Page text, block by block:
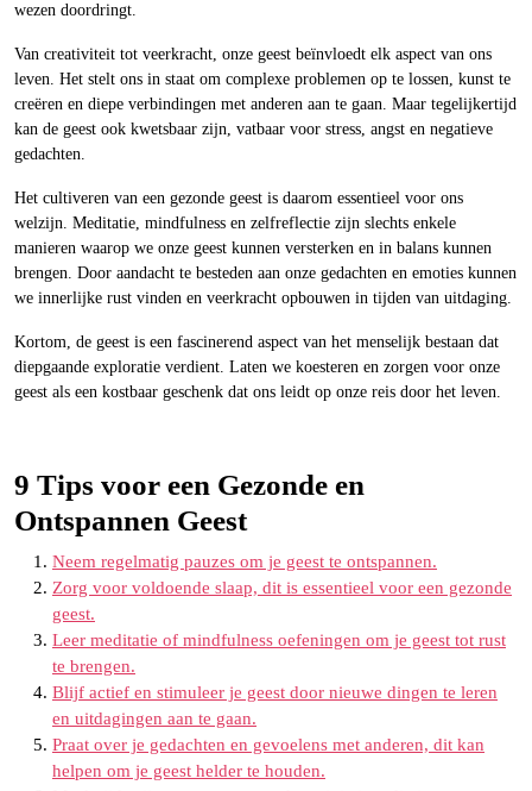
wezen doordringt.
Van creativiteit tot veerkracht, onze geest beïnvloedt elk aspect van ons
leven. Het stelt ons in staat om complexe problemen op te lossen, kunst te
creëren en diepe verbindingen met anderen aan te gaan. Maar tegelijkertijd
kan de geest ook kwetsbaar zijn, vatbaar voor stress, angst en negatieve
gedachten.
Het cultiveren van een gezonde geest is daarom essentieel voor ons
welzijn. Meditatie, mindfulness en zelfreflectie zijn slechts enkele
manieren waarop we onze geest kunnen versterken en in balans kunnen
brengen. Door aandacht te besteden aan onze gedachten en emoties kunnen
we innerlijke rust vinden en veerkracht opbouwen in tijden van uitdaging.
Kortom, de geest is een fascinerend aspect van het menselijk bestaan dat
diepgaande exploratie verdient. Laten we koesteren en zorgen voor onze
geest als een kostbaar geschenk dat ons leidt op onze reis door het leven.
9 Tips voor een Gezonde en
Ontspannen Geest
Neem regelmatig pauzes om je geest te ontspannen.
Zorg voor voldoende slaap, dit is essentieel voor een gezonde
geest.
Leer meditatie of mindfulness oefeningen om je geest tot rust
te brengen.
Blijf actief en stimuleer je geest door nieuwe dingen te leren
en uitdagingen aan te gaan.
Praat over je gedachten en gevoelens met anderen, dit kan
helpen om je geest helder te houden.